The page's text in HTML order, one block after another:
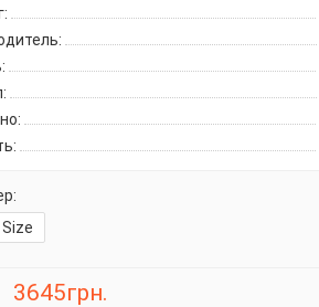
3645грн.